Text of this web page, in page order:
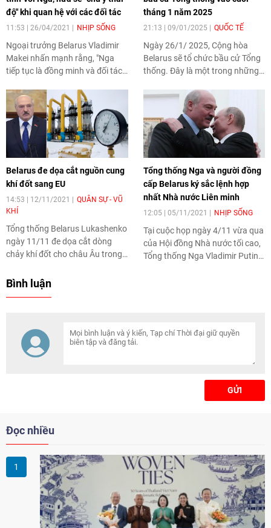
độ" khi quan hệ với các đối tác
11:53 | 26/04/2021 NHỊP SỐNG
Ngoại trưởng Belarus Vladimir
Makei nhấn mạnh rằng, "Nga
tiếp tục là đồng minh và đối tác
tháng 1 năm 2025
21:13 | 09/01/2025 QUỐC TẾ
Ngày 26/1/ 2025, Cộng hòa
Belarus sẽ tổ chức bầu cử Tổng
thống. Đây là một trong những
phát triển của Belarus. Cuộc
bầu cử Tổng thống gần đây
nhất của Belarus diễn ra vào
tháng 8/2020.
Belarus đe dọa cắt nguồn cung
khí đốt sang EU
14:53 | 12/11/2021
QUÂN SỰ - VŨ
KHÍ
Tổng thống Belarus Lukashenko
ngày 11/11 đe dọa cắt dòng
chảy khí đốt cho châu Âu trong
trừng phạt với Minsk.
Tổng thống Nga và người đồng
cấp Belarus ký sắc lệnh hợp
nhất Nhà nước Liên minh
12:05 | 05/11/2021 NHỊP SỐNG
Tại cuộc họp ngày 4/11 vừa qua
của Hội đồng Nhà nước tối cao,
Tổng thống Nga Vladimir Putin
Bình luận
GỬI
Đọc nhiều